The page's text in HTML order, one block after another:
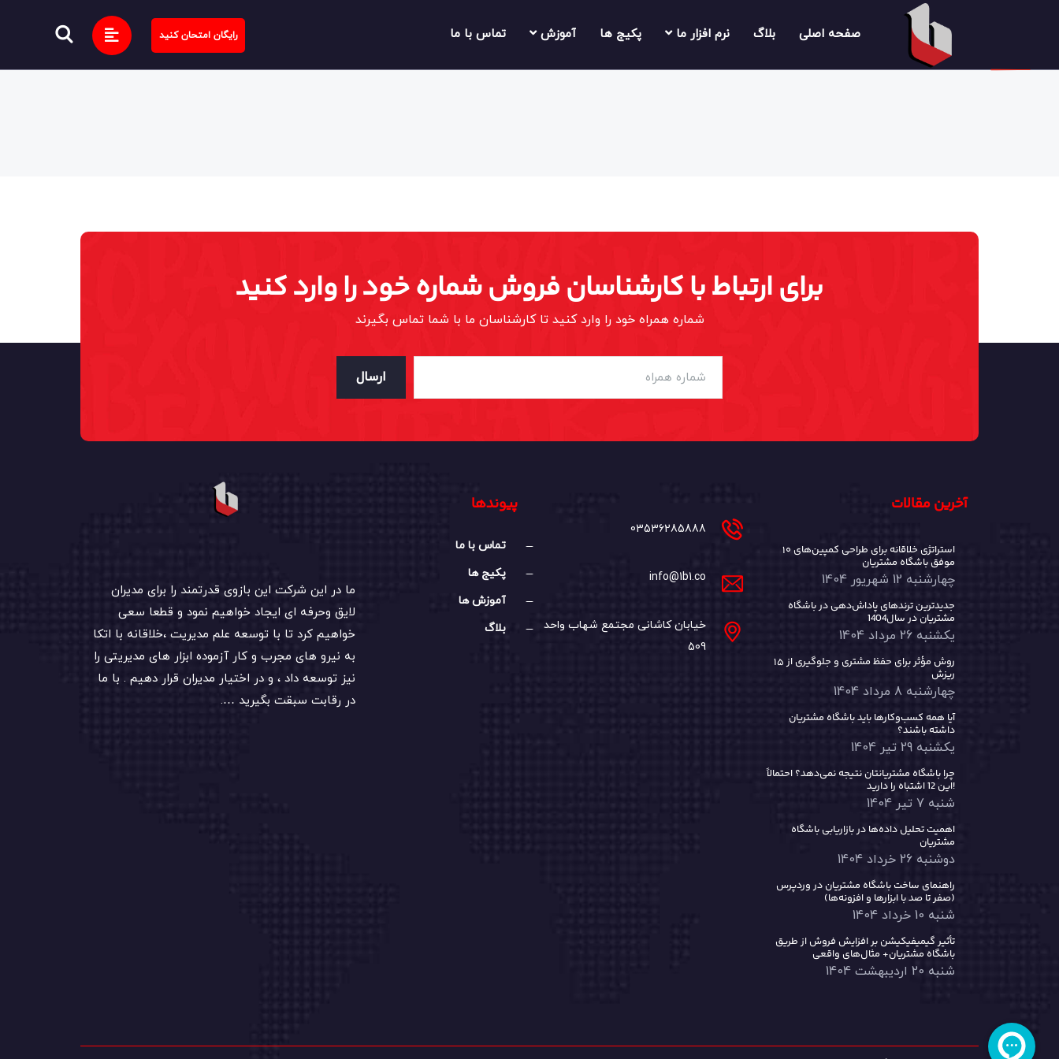
صفحه اصلی بلاگ نرم افزار ما پکیج ها آموزش تماس با ما رایگان امتحان کنید
برای ارتباط با کارشناسان فروش شماره خود را وارد کنید
شماره همراه خود را وارد کنید تا کارشناسان ما با شما تماس بگیرند
ارسال
ما در این شرکت این بازوی قدرتمند را برای مدیران
لایق وحرفه ای ایجاد خواهیم نمود و قطعا سعی
خواهیم کرد تا با توسعه علم مدیریت ،خلاقانه با اتکا
به نیرو های مجرب و کار آزموده ابزار های مدیریتی را
نیز توسعه داد ، و در اختیار مدیران قرار دهیم . با ما
در رقابت سبقت بگیرید ….
پیوندها
تماس با ما
پکیج ها
آموزش ها
بلاگ
03536285888
info@1b1.co
خیابان کاشانی مجتمع شهاب واحد
509
آخرین مقالات
۱۰ استراتژی خلاقانه برای طراحی کمپین‌های
موفق باشگاه مشتریان
چهارشنبه 12 شهریور 1404
جدیدترین ترندهای پاداش‌دهی در باشگاه
مشتریان در سال1404
یکشنبه 26 مرداد 1404
۱۵ روش مؤثر برای حفظ مشتری و جلوگیری از
ریزش
چهارشنبه 8 مرداد 1404
آیا همه کسب‌وکارها باید باشگاه مشتریان
داشته باشند؟
یکشنبه 29 تیر 1404
چرا باشگاه مشتریانتان نتیجه نمی‌دهد؟ احتمالاً
این 12 اشتباه را دارید!
شنبه 7 تیر 1404
اهمیت تحلیل داده‌ها در بازاریابی باشگاه
مشتریان
دوشنبه 26 خرداد 1404
راهنمای ساخت باشگاه مشتریان در وردپرس
(صفر تا صد با ابزارها و افزونه‌ها)
شنبه 10 خرداد 1404
تأثیر گیمیفیکیشن بر افزایش فروش از طریق
باشگاه مشتریان+ مثال‌های واقعی
شنبه 20 اردیبهشت 1404